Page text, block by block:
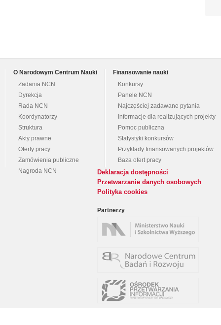
O Narodowym Centrum Nauki
Zadania NCN
Dyrekcja
Rada NCN
Koordynatorzy
Struktura
Akty prawne
Oferty pracy
Zamówienia publiczne
Nagroda NCN
Finansowanie nauki
Konkursy
Panele NCN
Najczęściej zadawane pytania
Informacje dla realizujących projekty
Pomoc publiczna
Statystyki konkursów
Przykłady finansowanych projektów
Baza ofert pracy
Deklaracja dostępności
Przetwarzanie danych osobowych
Polityka cookies
Partnerzy